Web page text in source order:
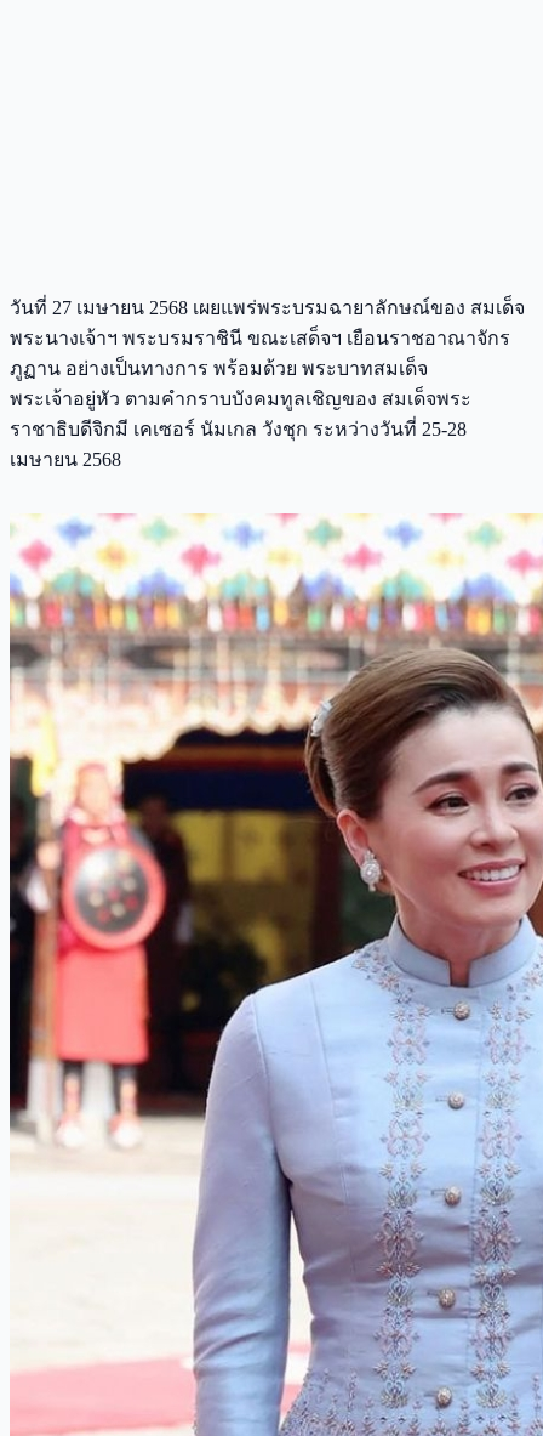
วันที่ 27 เมษายน 2568 เผยแพร่พระบรมฉายาลักษณ์ของ สมเด็จ
พระนางเจ้าฯ พระบรมราชินี ขณะเสด็จฯ เยือนราชอาณาจักร
ภูฏาน อย่างเป็นทางการ พร้อมด้วย พระบาทสมเด็จ
พระเจ้าอยู่หัว ตามคำกราบบังคมทูลเชิญของ สมเด็จพระ
ราชาธิบดีจิกมี เคเซอร์ นัมเกล วังชุก ระหว่างวันที่ 25-28
เมษายน 2568